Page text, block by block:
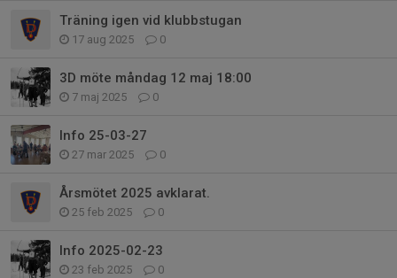
Träning igen vid klubbstugan
17 aug 2025 0
3D möte måndag 12 maj 18:00
7 maj 2025 0
Info 25-03-27
27 mar 2025 0
Årsmötet 2025 avklarat.
25 feb 2025 0
Info 2025-02-23
23 feb 2025 0